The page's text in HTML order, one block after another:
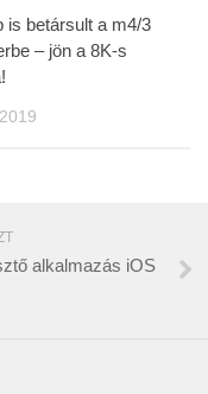
is betársult a m4/3
– jön a 8K-s
alkalmazás iOS